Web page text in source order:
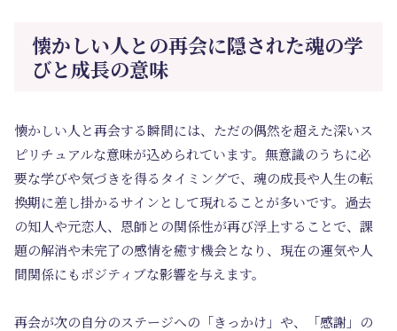
懐かしい人との再会に隠された魂の学
びと成長の意味
懐かしい人と再会する瞬間には、ただの偶然を超えた深いス
ピリチュアルな意味が込められています。無意識のうちに必
要な学びや気づきを得るタイミングで、魂の成長や人生の転
換期に差し掛かるサインとして現れることが多いです。過去
の知人や元恋人、恩師との関係性が再び浮上することで、課
題の解消や未完了の感情を癒す機会となり、現在の運気や人
間関係にもポジティブな影響を与えます。
再会が次の自分のステージへの「きっかけ」や、「感謝」の